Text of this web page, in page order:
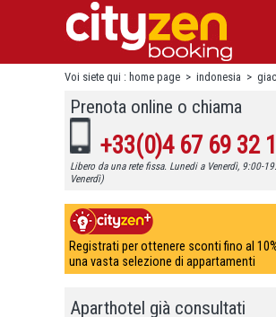
Voi siete qui : home page > indonesia >
Prenota online o chiama
+33(0)4 67 69 32
Libero da una rete fissa. Lunedi a Venerdì, 9:00-
Venerdì)
Registrati per ottenere sconti fino al
una vasta selezione di appartamenti
Aparthotel già consultati